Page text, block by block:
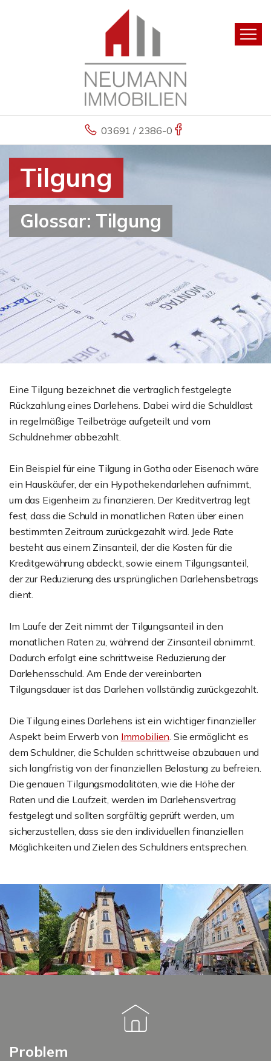
03691 / 2386-0
Tilgung
Glossar: Tilgung
Eine Tilgung bezeichnet die vertraglich festgelegte
Rückzahlung eines Darlehens. Dabei wird die Schuldlast
in regelmäßige Teilbeträge aufgeteilt und vom
Schuldnehmer abbezahlt.
Ein Beispiel für eine Tilgung in Gotha oder Eisenach wäre
ein Hauskäufer, der ein Hypothekendarlehen aufnimmt,
um das Eigenheim zu finanzieren. Der Kreditvertrag legt
fest, dass die Schuld in monatlichen Raten über einen
bestimmten Zeitraum zurückgezahlt wird. Jede Rate
besteht aus einem Zinsanteil, der die Kosten für die
Kreditgewährung abdeckt, sowie einem Tilgungsanteil,
der zur Reduzierung des ursprünglichen Darlehensbetrags
dient.
Im Laufe der Zeit nimmt der Tilgungsanteil in den
monatlichen Raten zu, während der Zinsanteil abnimmt.
Dadurch erfolgt eine schrittweise Reduzierung der
Darlehensschuld. Am Ende der vereinbarten
Tilgungsdauer ist das Darlehen vollständig zurückgezahlt.
Die Tilgung eines Darlehens ist ein wichtiger finanzieller
Aspekt beim Erwerb von Immobilien. Sie ermöglicht es
dem Schuldner, die Schulden schrittweise abzubauen und
sich langfristig von der finanziellen Belastung zu befreien.
Die genauen Tilgungsmodalitäten, wie die Höhe der
Raten und die Laufzeit, werden im Darlehensvertrag
festgelegt und sollten sorgfältig geprüft werden, um
sicherzustellen, dass sie den individuellen finanziellen
Möglichkeiten und Zielen des Schuldners entsprechen.
Problem